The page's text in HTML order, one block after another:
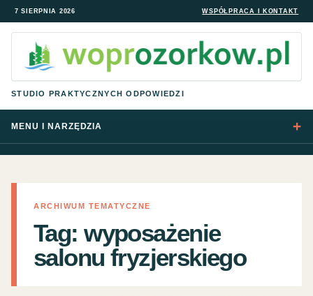
7 SIERPNIA 2026 WSPÓŁPRACA I KONTAKT
STUDIO PRAKTYCZNYCH ODPOWIEDZI
MENU I NARZĘDZIA
ARCHIWUM TEMATYCZNE
Tag:wyposażenie
salonu fryzjerskiego